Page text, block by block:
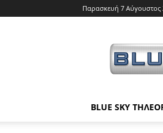
Παρασκευή 7 Αύγουστος
BLUE SKY